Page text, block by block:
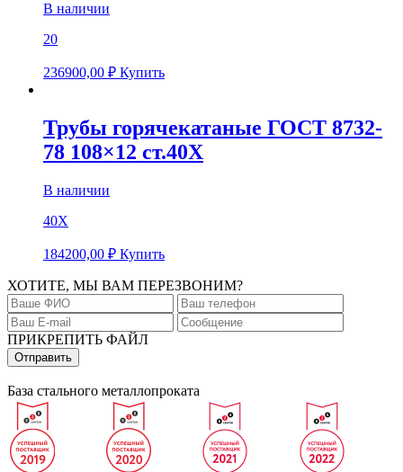
В наличии
20
236900,00 ₽ Купить
Трубы горячекатаные ГОСТ 8732-
78 108×12 ст.40Х
В наличии
40Х
184200,00 ₽ Купить
ХОТИТЕ, МЫ ВАМ ПЕРЕЗВОНИМ?
ПРИКРЕПИТЬ ФАЙЛ
База стального металлопроката